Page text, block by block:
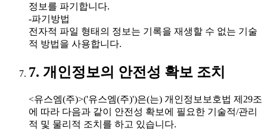
정보를 파기합니다.
-파기방법
전자적 파일 형태의 정보는 기록을 재생할 수 없는 기술
적 방법을 사용합니다.
7. 개인정보의 안전성 확보 조치
<유스엠(주)>('유스엠(주)')은(는) 개인정보보호법 제29조
에 따라 다음과 같이 안전성 확보에 필요한 기술적/관리
적 및 물리적 조치를 하고 있습니다.